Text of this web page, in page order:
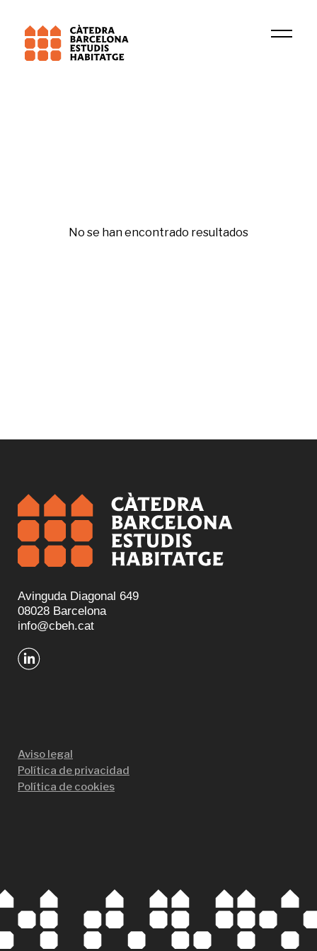
No se han encontrado resultados
Avinguda Diagonal 649
08028 Barcelona
info@cbeh.cat
Aviso legal
Política de privacidad
Política de cookies